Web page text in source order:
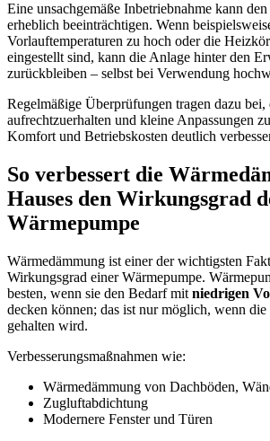
Eine unsachgemäße Inbetriebnahme kann
erheblich beeinträchtigen. Wenn
Vorlauftemperaturen zu hoch oder die
eingestellt sind, kann die Anlage hinter den
zurückbleiben – selbst bei Verwendung
Regelmäßige Überprüfungen tragen dazu
aufrechtzuerhalten und kleine Anpassungen
Komfort und Betriebskosten deutlich
So verbessert die
Hauses den Wirkungsgrad
Wärmepumpe
Wärmedämmung ist einer der wichtigsten
Wirkungsgrad einer Wärmepumpe.
besten, wenn sie den Bedarf mit niedrigen
decken können; das ist nur möglich, wenn
gehalten wird.
Verbesserungsmaßnahmen wie:
Wärmedämmung von Dachböden,
Zugluftabdichtung
Modernere Fenster und Türen